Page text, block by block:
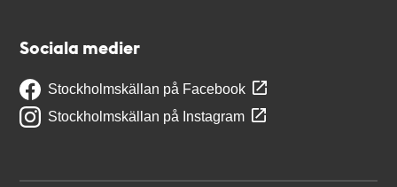
Sociala medier
Stockholmskällan på Facebook
Stockholmskällan på Instagram